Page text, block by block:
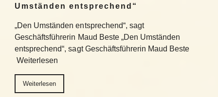
Umständen entsprechend“
„Den Umständen entsprechend“, sagt
Geschäftsführerin Maud Beste „Den Umständen
entsprechend“, sagt Geschäftsführerin Maud Beste
Weiterlesen
Weiterlesen